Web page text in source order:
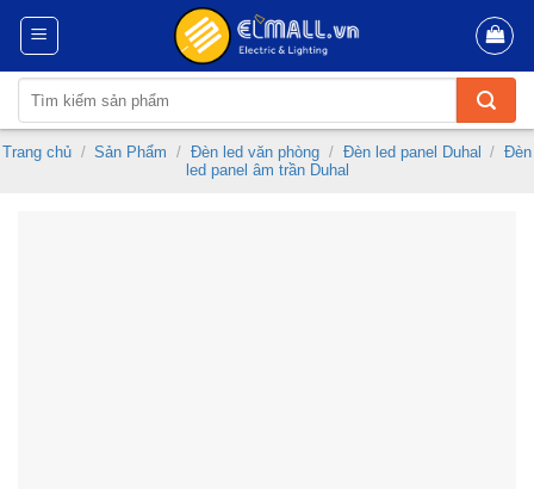
Skip
content
kiếm:
Trang chủ / Sản Phẩm / Đèn led văn phòng / Đèn led panel Duhal / Đèn
led panel âm trần Duhal